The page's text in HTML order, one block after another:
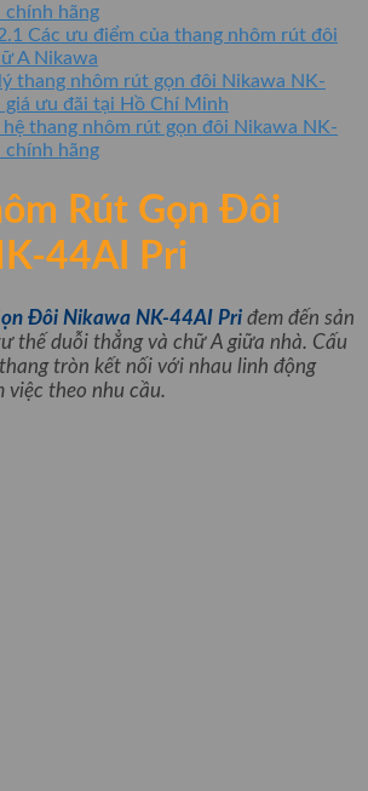
chính hãng
Các ưu điểm của thang nhôm rút đôi
A Nikawa
thang nhôm rút gọn đôi Nikawa NK-
giá ưu đãi tại Hồ Chí Minh
hệ thang nhôm rút gọn đôi Nikawa NK-
chính hãng
Rút Gọn Đôi
44AI Pri
Đôi Nikawa NK-44AI Pri đem đến sản
thế duỗi thẳng và chữ A giữa nhà. Cấu
tròn kết nối với nhau linh động
việc theo nhu cầu.